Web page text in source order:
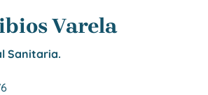
Varela
Sanitaria.